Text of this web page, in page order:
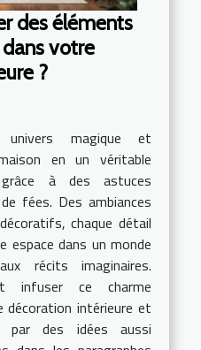
des éléments
votre
?
magique et
en un véritable
à des astuces
fées. Des ambiances
chaque détail
dans un monde
récits imaginaires.
infuser ce charme
décoration intérieure et
par des idées aussi